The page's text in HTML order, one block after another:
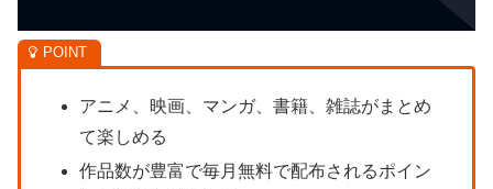
アニメ、映画、マンガ、書籍、雑誌がまとめ
て楽しめる
作品数が豊富で毎月無料で配布されるポイン